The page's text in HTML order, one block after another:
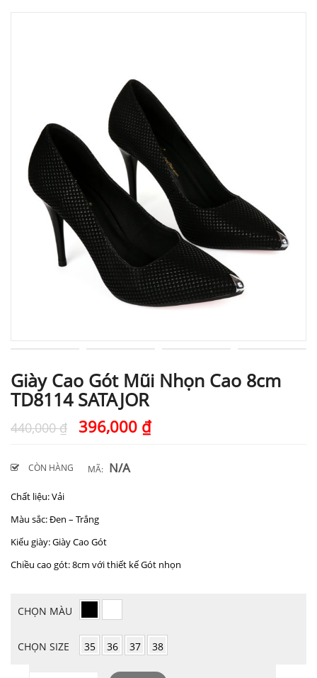
Giày Cao Gót Mũi Nhọn Cao 8cm
TD8114 SATAJOR
440,000₫ 396,000 ₫
CÒN HÀNG MÃ: N/A
Chất liệu: Vải
Màu sắc: Đen – Trắng
Kiểu giày: Giày Cao Gót
Chiều cao gót: 8cm với thiết kế Gót nhọn
CHỌN MÀU
CHỌN SIZE 35 36 37 38